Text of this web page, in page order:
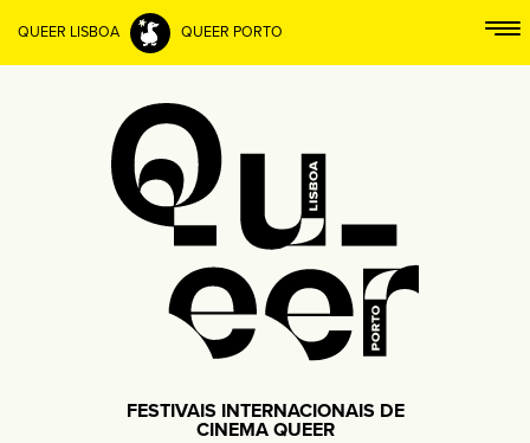
QUEER LISBOA QUEER PORTO
FESTIVAIS INTERNACIONAIS DE
CINEMA QUEER